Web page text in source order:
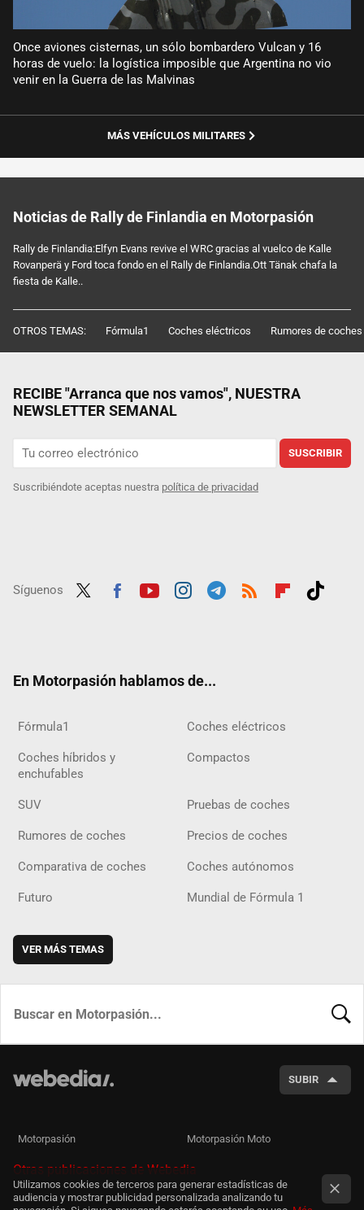
Once aviones cisternas, un sólo bombardero Vulcan y 16
horas de vuelo: la logística imposible que Argentina no vio
venir en la Guerra de las Malvinas
MÁS VEHÍCULOS MILITARES
Noticias de Rally de Finlandia en Motorpasión
Rally de Finlandia:Elfyn Evans revive el WRC gracias al vuelco de Kalle
Rovanperä y Ford toca fondo en el Rally de Finlandia.Ott Tänak chafa la
fiesta de Kalle..
OTROS TEMAS: Fórmula1 Coches eléctricos Rumores de coches
RECIBE "Arranca que nos vamos", NUESTRA
NEWSLETTER SEMANAL
SUSCRIBIR
Suscribiéndote aceptas nuestra política de privacidad
Síguenos
En Motorpasión hablamos de...
Fórmula1 Coches eléctricos
Coches híbridos y
enchufables
Compactos
SUV Pruebas de coches
Rumores de coches Precios de coches
Comparativa de coches Coches autónomos
Futuro Mundial de Fórmula 1
VER MÁS TEMAS
SUBIR
Motorpasión Motorpasión Moto
Otras publicaciones de Webedia
Utilizamos cookies de terceros para generar estadísticas de
audiencia y mostrar publicidad personalizada analizando tu